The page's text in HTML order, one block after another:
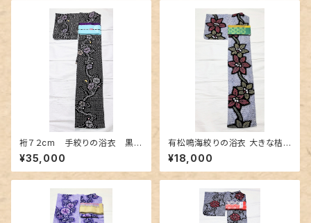
裄７２cm 手絞りの浴衣 黒地
に朝顔柄
¥35,000
有松鳴海絞りの浴衣 大きな桔
梗柄
¥18,000